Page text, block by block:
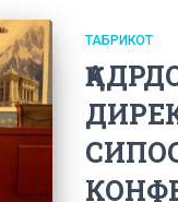
ТАБРИКОТ